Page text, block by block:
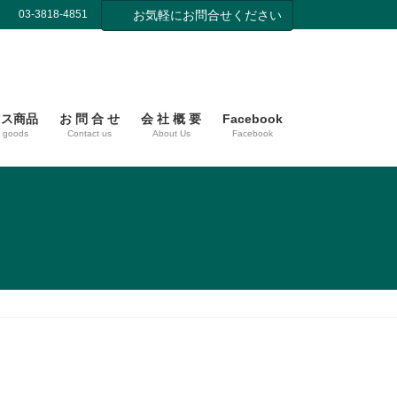
03-3818-4851 お気軽にお問合せください
商品
goods
お 問 合 せ
Contact us
会 社 概 要
About Us
Facebook
Facebook